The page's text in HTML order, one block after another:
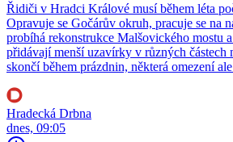
Řidiči v Hradci Králové musí během léta
Opravuje se Gočárův okruh, pracuje se na
probíhá rekonstrukce Malšovického mostu
přidávají menší uzavírky v různých částech
skončí během prázdnin, některá omezení
Hradecká Drbna
dnes, 09:05